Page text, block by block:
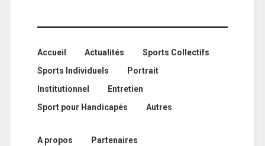
Accueil Actualités
Sports Collectifs
Sports Individuels
Portrait
Institutionnel
Entretien
Sport pour Handicapés
Autres
A propos Partenaires